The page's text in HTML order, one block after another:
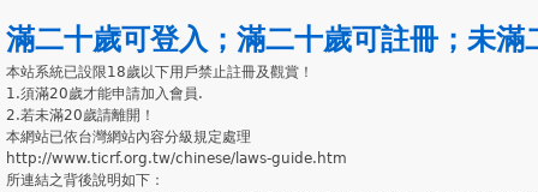
滿二十歲可登入 ； 滿二十歲可註冊 ； 未滿
本站系統已設限18歲以下用戶禁止註冊及觀賞！
1.須滿20歲才能申請加入會員.
2.若未滿20歲請離開！
本網站已依台灣網站內容分級規定處理
http://www.ticrf.org.tw/chinese/laws-guide.htm
所連結之背後說明如下：